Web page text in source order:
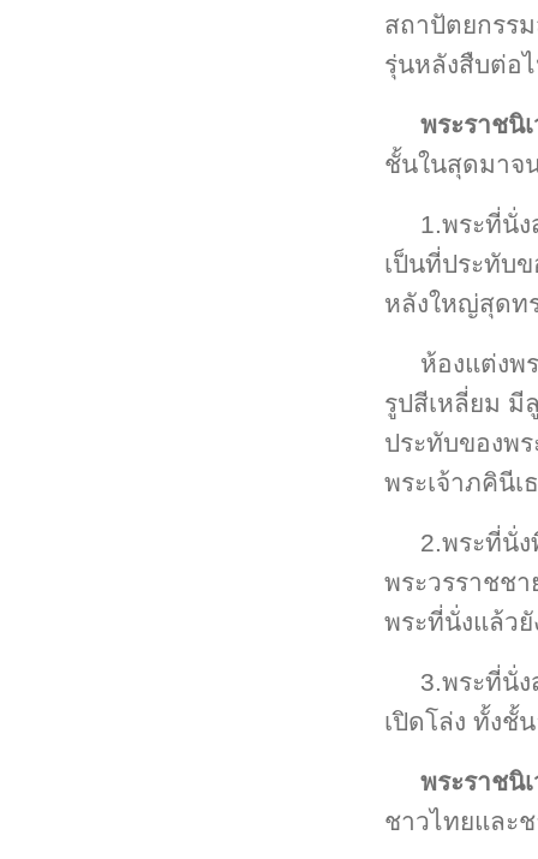
สถาปัตยกรร
รุ่นหลังสืบต่อ
พระราชนิ
ชั้นในสุดมาจ
1.พระที่นั่
เป็นที่ประทับ
หลังใหญ่สุดท
ห้องแต่งพ
รูปสีเหลี่ยม มี
ประทับของพร
พระเจ้าภคินี
2.พระที่นั่
พระวรราชช
พระที่นั่งแล้วยั
3.พระที่นั่
เปิดโล่ง ทั้งชั้
พระราชนิ
ชาวไทยและ